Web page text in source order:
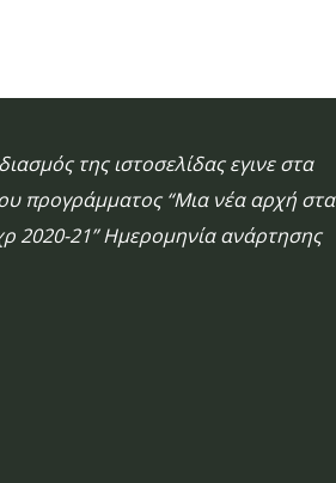
της ιστοσελίδας εγινε στα
προγράμματος “Μια νέα αρχή στα
2020-21” Ημερομηνία ανάρτησης